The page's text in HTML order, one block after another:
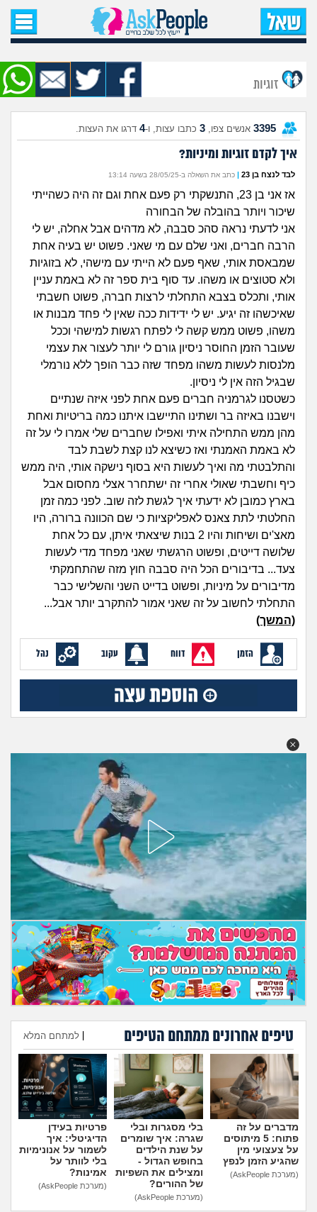
עמוד הבית
שאל שאלה
שאלות חדשות
שאלות שעוררו עניין
עצות חדשות
מה קורה כאן?
מתחם הטיפים
מדורים
זוגיות
היריון ולידה
מתבגרים
מהבקו"ם... ועד מתי?!
לימודים וסטודנטים
עבודה וקריירה
חברים ואנשים
בית, שכנים ושותפים
מה שעובר עליי
שומרים על הגוף
פיננסי וכלכלה
בין הסדינים
חיות מחמד
יוקר המחיה
גאווה
חיפוש שאלות
הרשמה | התחברות
זוגיות
3395 אנשים צפו, 3 כתבו עצות, ו-4 דרגו את העצות.
איך לקדם זוגיות ומיניות?
לבד לנצח בן 23 | כתב את השאלה ב-28/05/25 בשעה 13:14
אז אני בן 23, התנשקתי רק פעם אחת וגם זה היה כשהייתי
שיכור ויותר בהובלה של הבחורה
אני לדעתי נראה סהכ סבבה, לא מדהים אבל אחלה, יש לי
הרבה חברים, ואני שלם עם מי שאני. פשוט יש בעיה אחת
שמבאסת אותי, שאף פעם לא הייתי עם מישהי, לא בזוגיות
ולא סטוצים או משהו. עד סוף בית ספר זה לא באמת עניין
אותי, ותכלס בצבא התחלתי לרצות חברה, פשוט חשבתי
שאיכשהו זה יגיע. יש לי ידידות ככה שאין לי פחד מבנות או
משהו, פשוט ממש קשה לי לפתח רגשות למישהי וככל
שעובר הזמן החוסר ניסיון גורם לי יותר לעצור את עצמי
מלנסות לעשות משהו מפחד שזה כבר הופך ללא נורמלי
שבגיל הזה אין לי ניסיון.
כשטסנו לגרמניה חברים פעם אחת לפני איזה שנתיים
וישבנו באיזה בר ושתינו התיישבו איתנו כמה בריטיות ואחת
מהן ממש התחילה איתי ואפילו שחברים שלי אמרו לי על זה
לא באמת האמנתי ואז כשיצא לנו קצת לשבת לבד
והתלבטתי מה ואיך לעשות היא בסוף נישקה אותי, היה ממש
כיף וחשבתי שאולי אחרי זה ישתחרר אצלי מחסום אבל
בארץ כמובן לא ידעתי איך לגשת לזה שוב. לפני כמה זמן
החלטתי לתת צאנס לאפליקציות כי שם הכוונה ברורה, היו
מאצ'ים ושיחות והיו 2 בנות שיצאתי איתן, עם כל אחת
שלושה דייטים, ופשוט הרגשתי שאני מפחד מדי לעשות
צעד... בדיבורים הכל היה סבבה חוץ מזה שהתחמקתי
מדיבורים על מיניות, ופשוט בדייט השני והשלישי כבר
התחלתי לחשוב על זה שאני אמור להתקרב יותר אבל...
(המשך)
הזמן דווח עקוב נהל
טיפים אחרונים ממתחם הטיפים למתחם המלא
הוספת טיפ
מדברים על זה
פתוח: 5 מיתוסים
על צעצועי מין
שהגיע הזמן לנפץ
(מערכת AskPeople)
בלי מסגרות ובלי
שגרה: איך שומרים
על שנת הילדים
בחופש הגדול -
ומצילים את השפיות
של ההורים?
(מערכת AskPeople)
פרטיות בעידן
הדיגיטלי: איך
לשמור על אנונימיות
בלי לוותר על
אמינות?
(מערכת AskPeople)